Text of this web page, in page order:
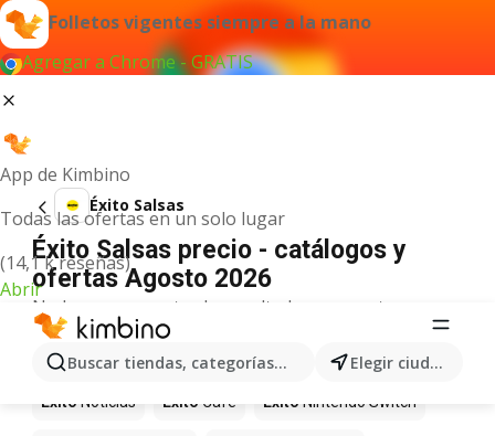
Folletos vigentes siempre a la mano
Agregar a Chrome - GRATIS
App de Kimbino
Todas las ofertas en un solo lugar
(14,1 k reseñas)
Abrir
Buscar tiendas, categorías, productos... Elegir ciudad
Éxito Salsas
Éxito Salsas precio - catálogos y
ofertas Agosto 2026
No hemos encontrado resultados para este
término.
Más productos en tiendas Éxito
Éxito Noticias Éxito Café Éxito Nintendo Switch